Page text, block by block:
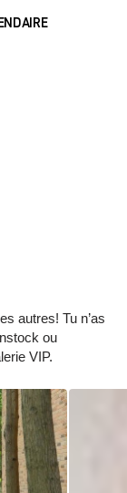
autres! Tu n’as
ou
VIP.